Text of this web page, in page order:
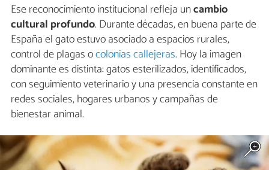
Ese reconocimiento institucional refleja uncambio
cultural profundo. Durante décadas, en buena parte de
España el gato estuvo asociado a espacios rurales,
control de plagas ocolonias callejeras. Hoy la imagen
dominante es distinta: gatos esterilizados, identificados,
con seguimiento veterinario y una presencia constante en
redes sociales, hogares urbanos y campañas de
bienestar animal.